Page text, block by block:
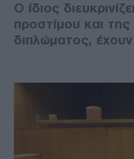
Ο ίδιος
προστίμου και
διπλώματος, έχουν